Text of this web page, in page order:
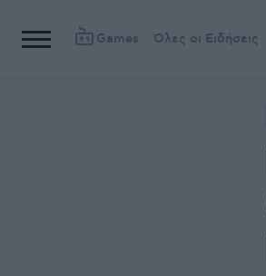
Games Όλες οι Ειδήσεις